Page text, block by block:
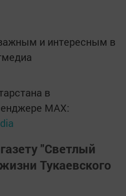
и интересным в
в
MАХ:
"Светлый
Тукаевского